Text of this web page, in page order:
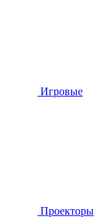
Игровые
Проекторы